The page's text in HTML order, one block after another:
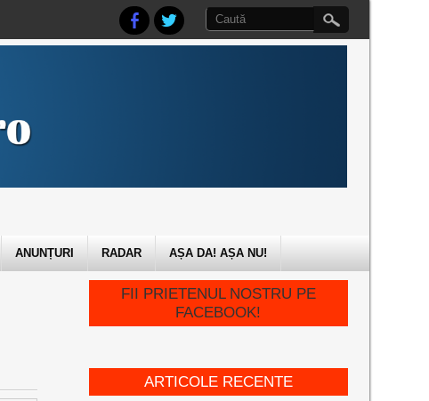
ANUNȚURI RADAR AȘA DA! AȘA NU!
FII PRIETENUL NOSTRU PE
FACEBOOK!
ARTICOLE RECENTE